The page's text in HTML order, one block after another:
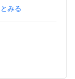
ら、結局
みる